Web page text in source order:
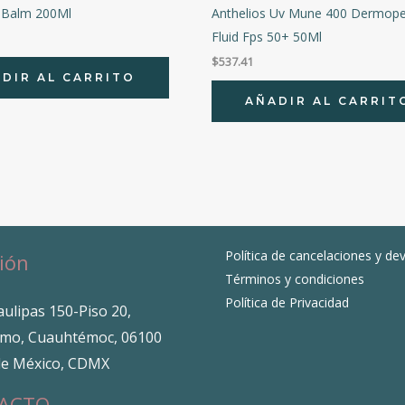
200Ml
AL CARRITO
Anthelios Uv Mune 400
Fluid Fps 50+ 50Ml
$537.41
AÑADIR AL
150-Piso 20,
Cuauhtémoc, 06100
México, CDMX
Política de cancelaciones y
Términos y condiciones
Política de Privacidad